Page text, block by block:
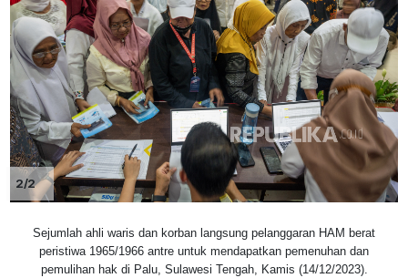
2/2
Sejumlah ahli waris dan korban langsung pelanggaran HAM berat
peristiwa 1965/1966 antre untuk mendapatkan pemenuhan dan
pemulihan hak di Palu, Sulawesi Tengah, Kamis (14/12/2023).